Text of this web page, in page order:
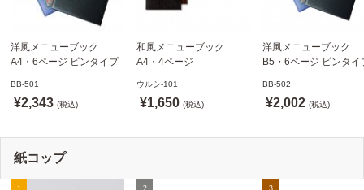
洋風メニューブック
A4・6ページ ピンタイプ
ニュー えいむ(Aim)【当日
発送可】
BB-501
¥2,343 (税込)
和風メニューブック
A4・4ページ
ウルシ-101 シンビ
(SHIMBI)【当日発送可】
ウルシ-101
¥1,650 (税込)
洋風メニューブック
B5・6ページ ピンタイ
ニュー6P えいむ(Aim)
BB-502
¥2,002 (税込)
紙コップ